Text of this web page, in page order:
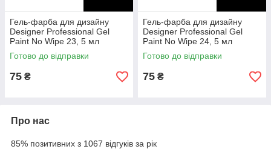
Гель-фарба для дизайну
Designer Professional Gel
Paint No Wipe 23, 5 мл
Готово до відправки
75 ₴
Гель-фарба для дизайну
Designer Professional Gel
Paint No Wipe 24, 5 мл
Готово до відправки
75 ₴
Про нас
85% позитивних з 1067 відгуків за рік